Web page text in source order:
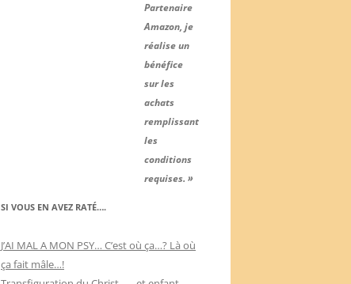
Partenaire
Amazon, je
réalise un
bénéfice
sur les
achats
remplissant
les
conditions
requises. »
SI VOUS EN AVEZ RATÉ….
J’AI MAL A MON PSY… C’est où ça…? Là où
ça fait mâle…!